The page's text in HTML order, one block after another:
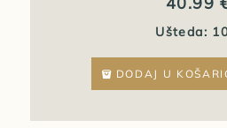
Ušteda:
DODAJ U